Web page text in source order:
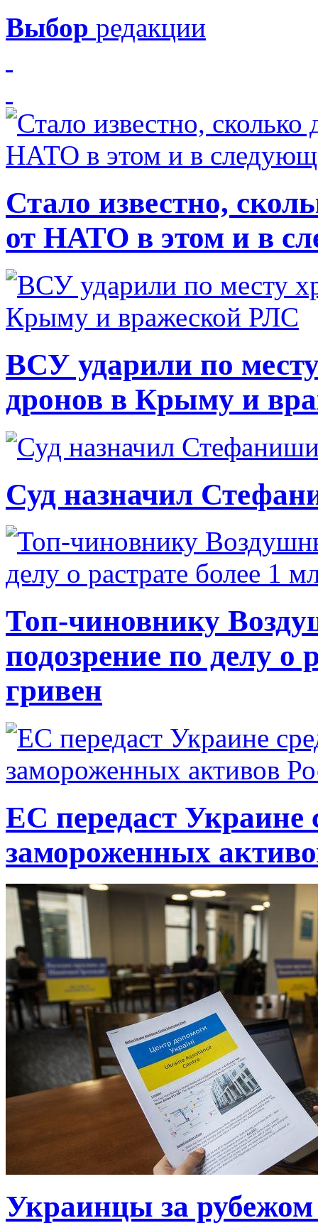
Выбор редакции
Стало известно,
от НАТО в этом и в
ВСУ ударили по
дронов в Крыму и
Суд назначил
Топ-чиновнику
подозрение по делу о
гривен
ЕС передаст Украине
замороженных
Украинцы за рубежом